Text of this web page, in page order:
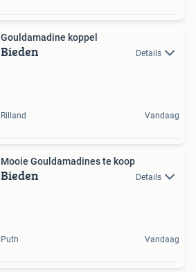
Gouldamadine koppel
Bieden Details
Rilland Vandaag
Mooie Gouldamadines te koop
Bieden Details
Puth Vandaag